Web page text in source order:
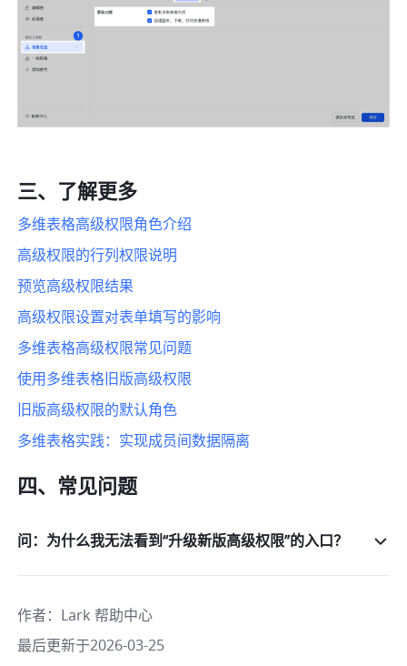
三、了解更多
多维表格高级权限角色介绍
高级权限的行列权限说明
预览高级权限结果
高级权限设置对表单填写的影响
多维表格高级权限常见问题
使用多维表格旧版高级权限
旧版高级权限的默认角色
多维表格实践：实现成员间数据隔离
四、常见问题
问：为什么我无法看到“升级新版高级权限”的入口？
作者： Lark 帮助中心
最后更新于2026-03-25